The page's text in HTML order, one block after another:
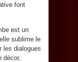
font
est un
sublime le
les dialogues
décor,